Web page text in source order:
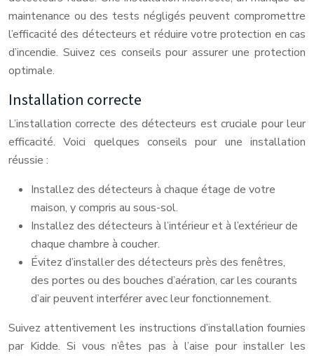
maintenance ou des tests négligés peuvent compromettre
l’efficacité des détecteurs et réduire votre protection en cas
d’incendie. Suivez ces conseils pour assurer une protection
optimale.
Installation correcte
L’installation correcte des détecteurs est cruciale pour leur
efficacité. Voici quelques conseils pour une installation
réussie :
Installez des détecteurs à chaque étage de votre
maison, y compris au sous-sol.
Installez des détecteurs à l’intérieur et à l’extérieur de
chaque chambre à coucher.
Évitez d’installer des détecteurs près des fenêtres,
des portes ou des bouches d’aération, car les courants
d’air peuvent interférer avec leur fonctionnement.
Suivez attentivement les instructions d’installation fournies
par Kidde. Si vous n’êtes pas à l’aise pour installer les